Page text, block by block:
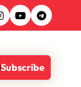
Subscribe